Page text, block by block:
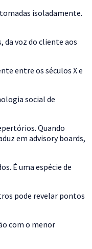
isoladamente.
da voz do cliente aos
entre os séculos X e
social de
Quando
em advisory boards,
É uma espécie de
pode revelar pontos
com o menor